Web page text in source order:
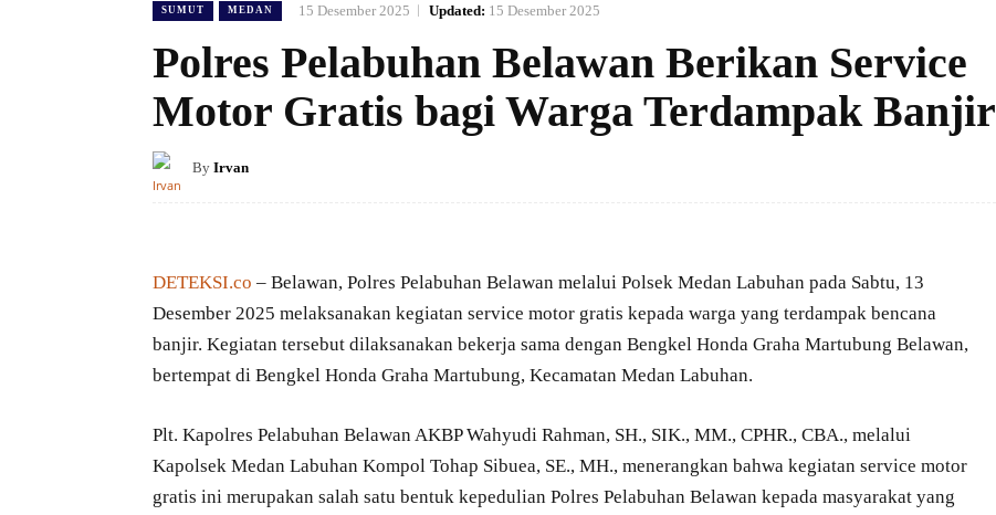
SUMUT MEDAN 15 Desember 2025 Updated: 15 Desember 2025
Polres Pelabuhan Belawan Berikan Service
Motor Gratis bagi Warga Terdampak Banjir
By Irvan
DETEKSI.co – Belawan, Polres Pelabuhan Belawan melalui Polsek Medan Labuhan pada Sabtu, 13
Desember 2025 melaksanakan kegiatan service motor gratis kepada warga yang terdampak bencana
banjir. Kegiatan tersebut dilaksanakan bekerja sama dengan Bengkel Honda Graha Martubung Belawan,
bertempat di Bengkel Honda Graha Martubung, Kecamatan Medan Labuhan.
Plt. Kapolres Pelabuhan Belawan AKBP Wahyudi Rahman, SH., SIK., MM., CPHR., CBA., melalui
Kapolsek Medan Labuhan Kompol Tohap Sibuea, SE., MH., menerangkan bahwa kegiatan service motor
gratis ini merupakan salah satu bentuk kepedulian Polres Pelabuhan Belawan kepada masyarakat yang